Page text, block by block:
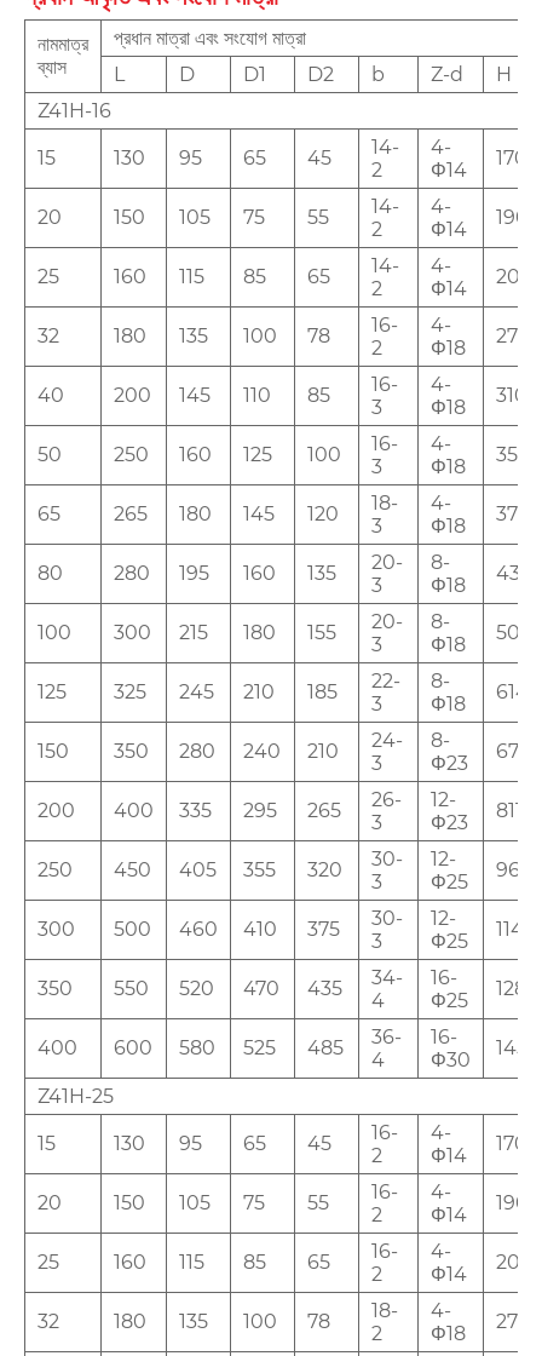
নামমাত্র
ব্যাস
প্রধান মাত্রা এবং সংযোগ মাত্রা
L
D D1 D2 b Z-d
H
Z41H-16
15 130 95 65 45
14-
2
4-
Φ14
170
20 150 105 75 55
14-
2
4-
Φ14
190
25 160 115 85 65
14-
2
4-
Φ14
205
32 180 135 100 78
16-
2
4-
Φ18
270
40 200 145 110 85
16-
3
4-
Φ18
310
50 250 160 125 100
16-
3
4-
Φ18
358
65 265 180 145 120
18-
3
4-
Φ18
373
80 280 195 160 135
20-
3
8-
Φ18
435
100 300 215 180 155
20-
3
8-
Φ18
500
125 325 245 210 185
22-
3
8-
Φ18
614
150 350 280 240 210
24-
3
8-
Φ23
674
200 400 335 295 265
26-
3
12-
Φ23
811
250 450 405 355 320
30-
3
12-
Φ25
969
300 500 460 410 375
30-
3
12-
Φ25
1145
350 550 520 470 435
34-
4
16-
Φ25
1280
400 600 580 525 485
36-
4
16-
Φ30
1452
Z41H-25
15 130 95 65 45
16-
2
4-
Φ14
170
20 150 105 75 55
16-
2
4-
Φ14
190
25 160 115 85 65
16-
2
4-
Φ14
205
32 180 135 100 78
18-
2
4-
Φ18
270